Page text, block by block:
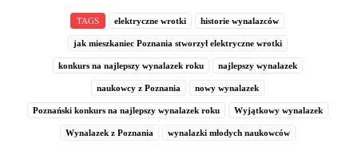
TAGS elektryczne wrotki historie wynalazców
jak mieszkaniec Poznania stworzył elektryczne wrotki
konkurs na najlepszy wynalazek roku najlepszy wynalazek
naukowcy z Poznania nowy wynalazek
Poznański konkurs na najlepszy wynalazek roku Wyjątkowy wynalazek
Wynalazek z Poznania wynalazki młodych naukowców